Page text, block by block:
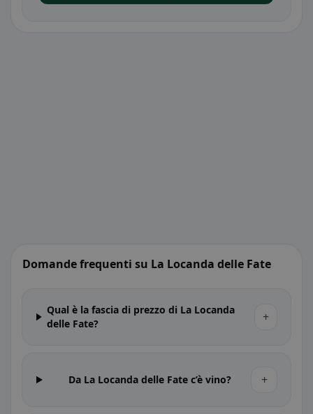
Domande frequenti su La Locanda delle Fate
Qual è la fascia di prezzo di La Locanda
delle Fate?
+
Da La Locanda delle Fate c’è vino? +